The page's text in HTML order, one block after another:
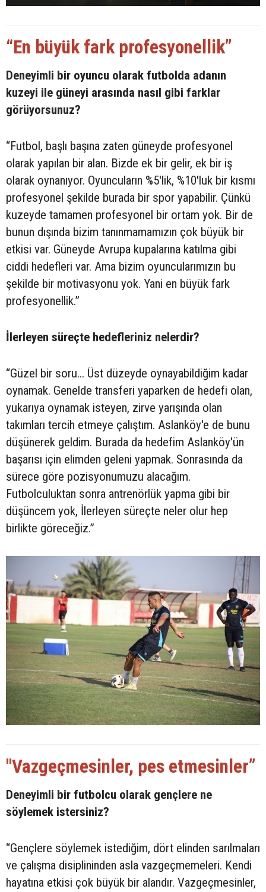
“En büyük fark profesyonellik”
Deneyimli bir oyuncu olarak futbolda adanın
kuzeyi ile güneyi arasında nasıl gibi farklar
görüyorsunuz?
“Futbol, başlı başına zaten güneyde profesyonel
olarak yapılan bir alan. Bizde ek bir gelir, ek bir iş
olarak oynanıyor. Oyuncuların %5'lik, %10'luk bir kısmı
profesyonel şekilde burada bir spor yapabilir. Çünkü
kuzeyde tamamen profesyonel bir ortam yok. Bir de
bunun dışında bizim tanınmamamızın çok büyük bir
etkisi var. Güneyde Avrupa kupalarına katılma gibi
ciddi hedefleri var. Ama bizim oyuncularımızın bu
şekilde bir motivasyonu yok. Yani en büyük fark
profesyonellik.”
İlerleyen süreçte hedefleriniz nelerdir?
“Güzel bir soru... Üst düzeyde oynayabildiğim kadar
oynamak. Genelde transferi yaparken de hedefi olan,
yukarıya oynamak isteyen, zirve yarışında olan
takımları tercih etmeye çalıştım. Aslanköy'e de bunu
düşünerek geldim. Burada da hedefim Aslanköy'ün
başarısı için elimden geleni yapmak. Sonrasında da
sürece göre pozisyonumuzu alacağım.
Futbolculuktan sonra antrenörlük yapma gibi bir
düşüncem yok, İlerleyen süreçte neler olur hep
birlikte göreceğiz.”
"Vazgeçmesinler, pes etmesinler”
Deneyimli bir futbolcu olarak gençlere ne
söylemek istersiniz?
“Gençlere söylemek istediğim, dört elinden sarılmaları
ve çalışma disiplininden asla vazgeçmemeleri. Kendi
hayatına etkisi çok büyük bir alandır. Vazgeçmesinler,